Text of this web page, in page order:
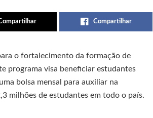
Compartilhar
o fortalecimento da formação de
programa visa beneficiar estudantes
bolsa mensal para auxiliar na
milhões de estudantes em todo o país.